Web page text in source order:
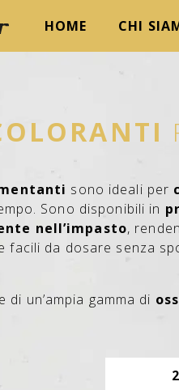
HOME CHI
sono ideali per
Sono disponibili in
nell’impasto,
facili da dosare senza
di un’ampia gamma di